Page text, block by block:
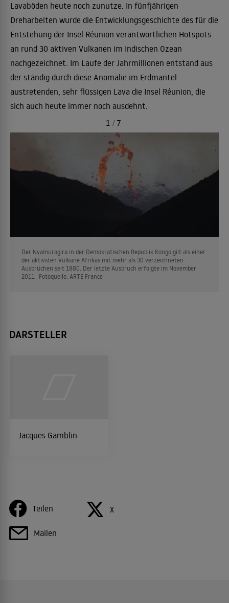
Lavaböden heute noch zunutze. In fünfjährigen
Dreharbeiten wurde die Entwicklungsgeschichte des für die
Entstehung der Insel Réunion verantwortlichen Hotspots
an rund 30 aktiven Vulkanen im Indischen Ozean
nachgezeichnet. Im Laufe der Jahrmillionen entstand aus
der ständig durch diese Anomalie im Erdmantel
austretenden, sehr flüssigen Lava die Insel Réunion, die
sich auch heute immer noch ausdehnt.
Der Nyamuragira in der Demokratischen Republik Kongo gilt als einer
der aktivsten Vulkane Afrikas mit mehr als 30 verzeichneten
Ausbrüchen seit 1880. Der letzte Ausbruch erfolgte im November
2011. Fotoquelle: ARTE France
1 / 7
DARSTELLER
Jacques Gamblin
Teilen X
Mailen